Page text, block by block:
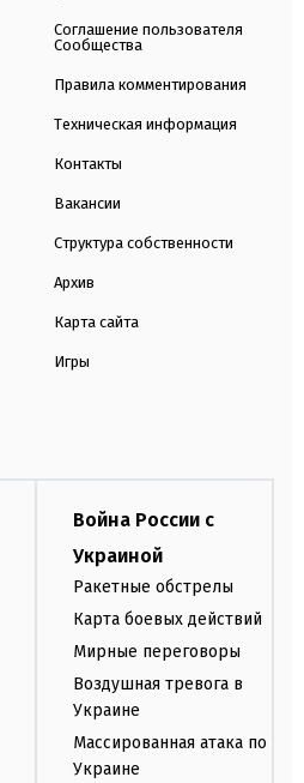
Соглашение пользователя
Сообщества
Правила комментирования
Техническая информация
Контакты
Вакансии
Структура собственности
Архив
Карта сайта
Игры
Война России с
Украиной
Ракетные обстрелы
Карта боевых действий
Мирные переговоры
Воздушная тревога в
Украине
Массированная атака по
Украине